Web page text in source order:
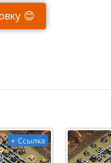
😊
+ Ссылка